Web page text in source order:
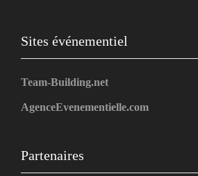
Sites événementiel
Team-Building.net
AgenceEvenementielle.com
Partenaires